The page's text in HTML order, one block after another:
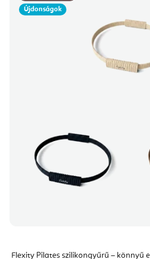
Újdonságok
Flexity Pilates szilikongyűrű – könnyű